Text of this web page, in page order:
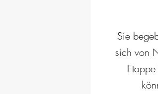
Sie
sich von